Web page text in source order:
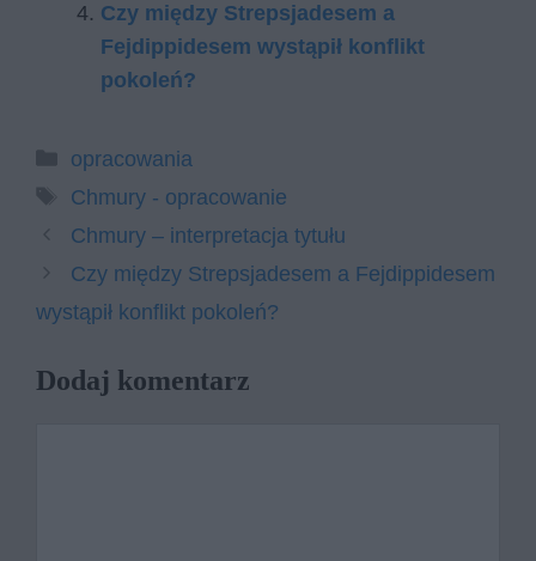
Czy między Strepsjadesem a
Fejdippidesem wystąpił konflikt
pokoleń?
Kategorie
opracowania
Tagi
Chmury - opracowanie
Chmury – interpretacja tytułu
Czy między Strepsjadesem a Fejdippidesem
wystąpił konflikt pokoleń?
Dodaj komentarz